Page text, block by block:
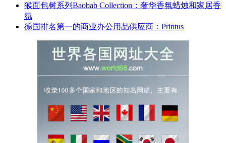
猴面包树系列Baobab Collection：奢华香氛蜡烛和家居香
氛
德国排名第一的商业办公用品供应商：Printus